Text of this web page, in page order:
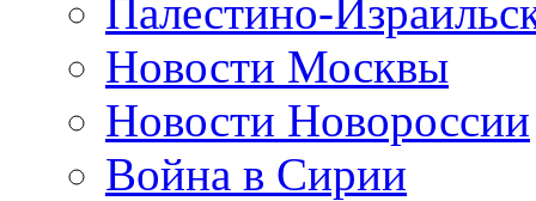
Палестино-
Новости Москвы
Новости Новороссии
Война в Сирии